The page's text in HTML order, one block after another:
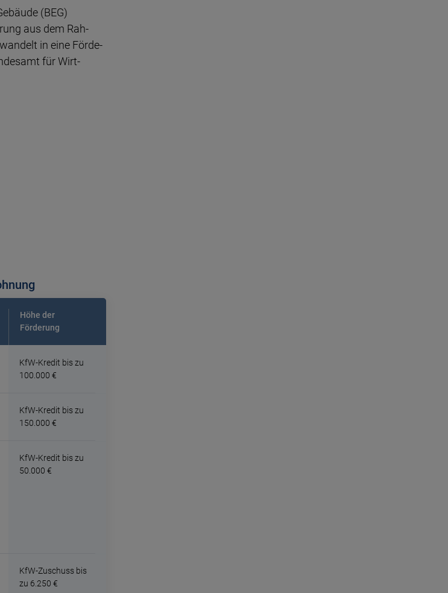
(BEG)
aus dem Rah­
in eine Förde­
für Wirt­
Höhe der
Förderung
KfW-Kredit bis zu
100.000 €
KfW-Kredit bis zu
150.000 €
KfW-Kredit bis zu
50.000 €
KfW-Zuschuss bis
zu 6.250 €